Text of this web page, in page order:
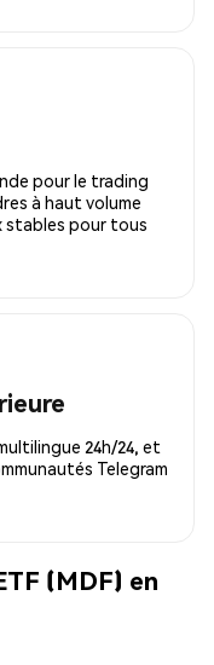
pour le trading
à haut volume
stables pour tous
24h/24, et
Telegram
(MDF) en